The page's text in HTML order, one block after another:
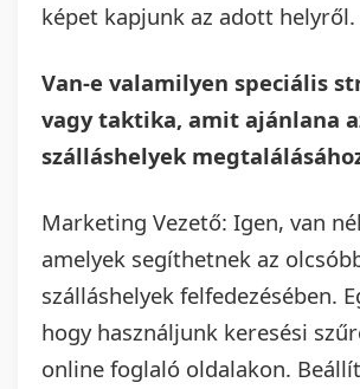
képet kapjunk az adott helyről.
Van-e valamilyen speciális
vagy taktika, amit ajánlana
szálláshelyek
Marketing Vezető: Igen, van
amelyek segíthetnek az
szálláshelyek felfedezésében.
hogy használjunk keresési
online foglaló oldalakon.